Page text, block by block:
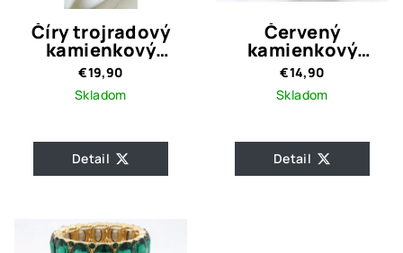
Číry trojradový
kamienkový
náramok Ellison
Gold
€19,90
Skladom
Detail
Červený
kamienkový
náramok Tania
€14,90
Skladom
Detail